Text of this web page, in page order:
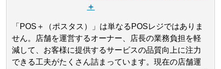
＋
「POS＋（ポスタス）」は単なるPOSレジではありま
せん。店舗を運営するオーナー、店長の業務負担を軽
減して、お客様に提供するサービスの品質向上に注力
できる工夫がたくさん詰まっています。現在の店舗運